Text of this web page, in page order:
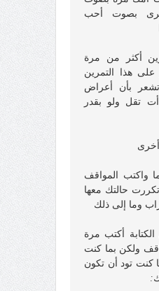
بصوت أحب
أكثر من مرة
هذا التمرين
بأن أعراض
تقل ولو بقدر
أخرى
واكتب المواقف
حالتك معها
وما إلى ذلك
أكتب مرة
ولكن بما كنت
كنت تود أن تكون
: